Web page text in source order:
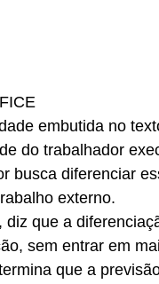
embutida no
do trabalhador
busca diferenciar
externo.
diz que a
sem entrar em
que a